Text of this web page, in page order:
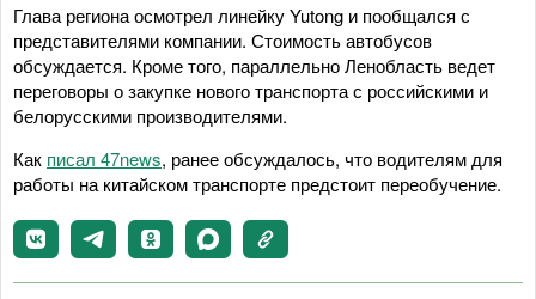
Глава региона осмотрел линейку Yutong и пообщался с
представителями компании. Стоимость автобусов
обсуждается. Кроме того, параллельно Ленобласть ведет
переговоры о закупке нового транспорта с российскими и
белорусскими производителями.
Как писал 47news, ранее обсуждалось, что водителям для
работы на китайском транспорте предстоит переобучение.